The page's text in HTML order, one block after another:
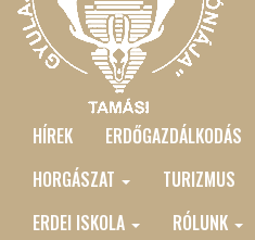
MAIN
MENU
HÍREK ERDŐGAZDÁLKODÁS
HORGÁSZAT
TURIZMUS
ERDEI ISKOLA
RÓLUNK